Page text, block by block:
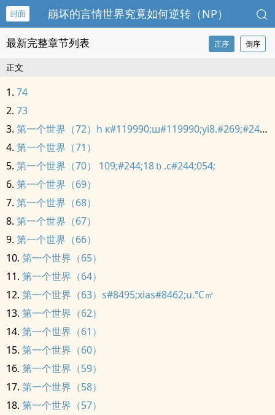
封面 崩坏的言情世界究竟如何逆转（NP）
最新完整章节列表 正序 倒序
正文
74
73
第一个世界（72）h к#119990;ш#119990;уi8.#269;#244;002;
第一个世界（71）
第一个世界（70） 109;#244;18ｂ.c#244;054;
第一个世界（69）
第一个世界（68）
第一个世界（67）
第一个世界（66）
第一个世界（65）
第一个世界（64）
第一个世界（63）s#8495;xias#8462;u.℃㎡
第一个世界（62）
第一个世界（61）
第一个世界（60）
第一个世界（59）
第一个世界（58）
第一个世界（57）